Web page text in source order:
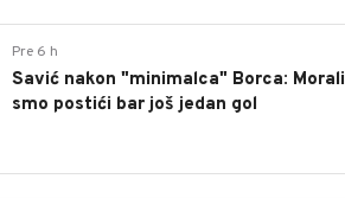
Pre 6 h
Savić nakon "minimalca" Borca: Morali
smo postići bar još jedan gol